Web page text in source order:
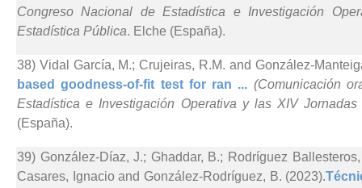
Congreso Nacional de Estadística e Investigación
Estadística Pública. Elche (España).
38) Vidal García, M.; Crujeiras, R.M. and González-
based goodness-of-fit test for ran ... (Comunicación
Estadística e Investigación Operativa y las XIV
(España).
39) González-Díaz, J.; Ghaddar, B.; Rodríguez
Casares, Ignacio and González-Rodríguez, B. (2023).